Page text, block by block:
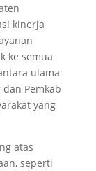
kinerja
ke semua
ulama
Pemkab
yang
atas
seperti